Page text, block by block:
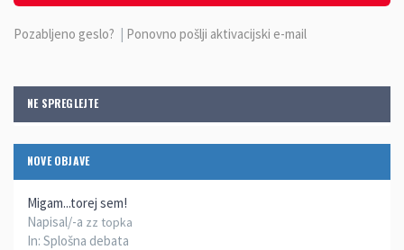
NE SPREGLEJTE
NOVE OBJAVE
Migam...torej sem!
Napisal/-a zz topka
In: Splošna debata
Pozabljeno geslo? | Ponovno pošlji aktivacijski e-mail